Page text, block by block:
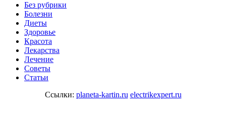
Без рубрики
Болезни
Диеты
Здоровье
Красота
Лекарства
Лечение
Советы
Статьи
Ссылки: planeta-kartin.ru electrikexpert.ru